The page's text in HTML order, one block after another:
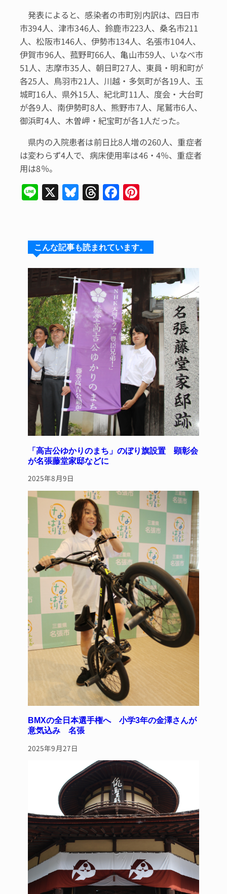
発表によると、感染者の市町別内訳は、四日市
市394人、津市346人、鈴鹿市223人、桑名市211
人、松阪市146人、伊勢市134人、名張市104人、
伊賀市96人、菰野町66人、亀山市59人、いなべ市
51人、志摩市35人、朝日町27人、東員・明和町が
各25人、鳥羽市21人、川越・多気町が各19人、玉
城町16人、県外15人、紀北町11人、度会・大台町
が各9人、南伊勢町8人、熊野市7人、尾鷲市6人、
御浜町4人、木曽岬・紀宝町が各1人だった。
県内の入院患者は前日比8人増の260人、重症者
は変わらず4人で、病床使用率は46・4％、重症者
用は8％。
Li
n
X Bl
u
s
k
y
T
hr
a
d
s
F
a
e
b
o
o
k
re
st
こんな記事も読まれています。
「高吉公ゆかりのまち」のぼり旗設置 顕彰会
が名張藤堂家邸などに
2025年8月9日
BMXの全日本選手権へ 小学3年の金澤さんが
意気込み 名張
2025年9月27日